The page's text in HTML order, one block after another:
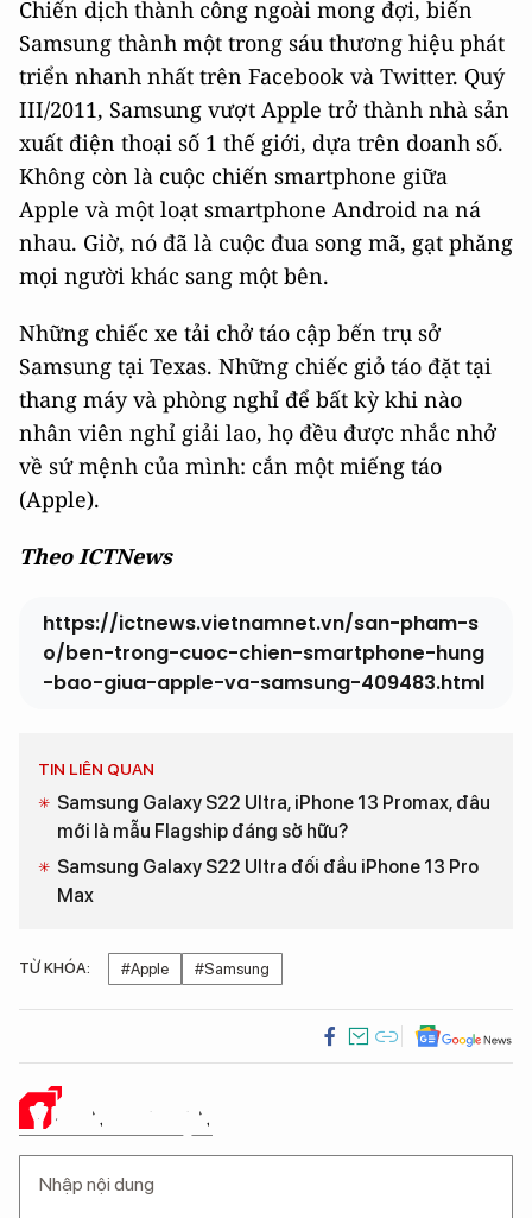
Chiến dịch thành công ngoài mong đợi, biến
Samsung thành một trong sáu thương hiệu phát
triển nhanh nhất trên Facebook và Twitter. Quý
III/2011, Samsung vượt Apple trở thành nhà sản
xuất điện thoại số 1 thế giới, dựa trên doanh số.
Không còn là cuộc chiến smartphone giữa
Apple và một loạt smartphone Android na ná
nhau. Giờ, nó đã là cuộc đua song mã, gạt phăng
mọi người khác sang một bên.
Những chiếc xe tải chở táo cập bến trụ sở
Samsung tại Texas. Những chiếc giỏ táo đặt tại
thang máy và phòng nghỉ để bất kỳ khi nào
nhân viên nghỉ giải lao, họ đều được nhắc nhở
về sứ mệnh của mình: cắn một miếng táo
(Apple).
Theo ICTNews
https://ictnews.vietnamnet.vn/san-pham-s
o/ben-trong-cuoc-chien-smartphone-hung
-bao-giua-apple-va-samsung-409483.html
TIN LIÊN QUAN
Samsung Galaxy S22 Ultra, iPhone 13 Promax, đâu
mới là mẫu Flagship đáng sở hữu?
Samsung Galaxy S22 Ultra đối đầu iPhone 13 Pro
Max
TỪ KHÓA: #Apple #Samsung
Ý KIẾN CỦA BẠN